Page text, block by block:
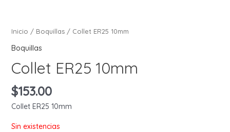
Inicio / Boquillas/ Collet ER25 10mm
Boquillas
Collet ER25 10mm
$153.00
Collet ER25 10mm
Sin existencias